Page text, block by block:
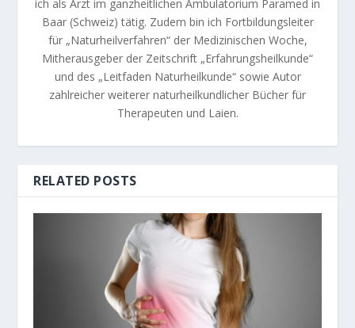
ich als Arzt im ganzheitlichen Ambulatorium Paramed in
Baar (Schweiz) tätig. Zudem bin ich Fortbildungsleiter
für „Naturheilverfahren“ der Medizinischen Woche,
Mitherausgeber der Zeitschrift „Erfahrungsheilkunde“
und des „Leitfaden Naturheilkunde“ sowie Autor
zahlreicher weiterer naturheilkundlicher Bücher für
Therapeuten und Laien.
RELATED POSTS